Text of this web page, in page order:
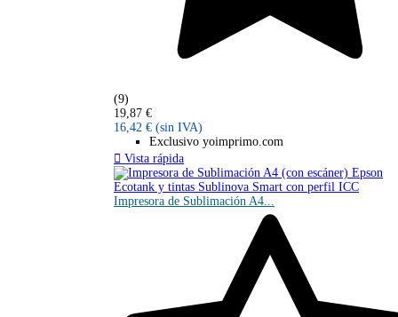
(9)
19,87 €
16,42 € (sin IVA)
Exclusivo yoimprimo.com
 Vista rápida
Impresora de Sublimación A4...